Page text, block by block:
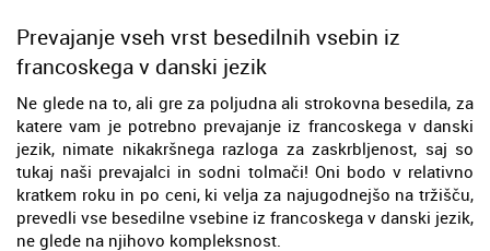
Prevajanje vseh vrst besedilnih vsebin iz
francoskega v danski jezik
Ne glede na to, ali gre za poljudna ali strokovna besedila, za
katere vam je potrebno prevajanje iz francoskega v danski
jezik, nimate nikakršnega razloga za zaskrbljenost, saj so
tukaj naši prevajalci in sodni tolmači! Oni bodo v relativno
kratkem roku in po ceni, ki velja za najugodnejšo na tržišču,
prevedli vse besedilne vsebine iz francoskega v danski jezik,
ne glede na njihovo kompleksnost.